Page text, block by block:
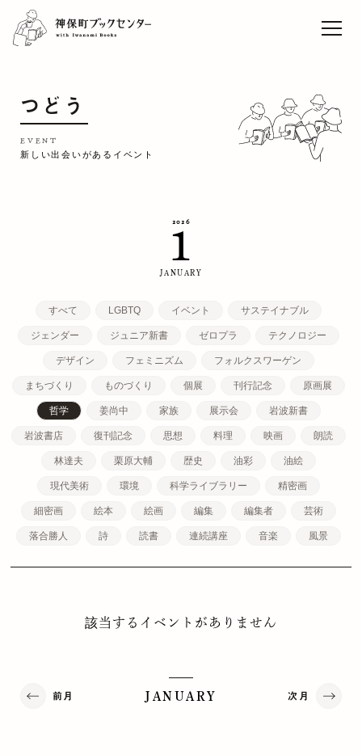
EVENT
CAFE
Sun
楽」vol.9 松藤量平
つどう
EVENT
新しい出会いがあるイベント
2026
1
JANUARY
すべて LGBTQ イベント サステイナブル
ジェンダー ジュニア新書 ゼロプラ テクノロジー
デザイン フェミニズム フォルクスワーゲン
まちづくり ものづくり 個展 刊行記念 原画展
哲学 姜尚中 家族 展示会 岩波新書
岩波書店 復刊記念 思想 料理 映画 朗読
林達夫 栗原大輔 歴史 油彩 油絵
現代美術 環境 科学ライブラリー 精密画
細密画 絵本 絵画 編集 編集者 芸術
落合勝人 詩 読書 連続講座 音楽 風景
該当するイベントがありません
前月 JANUARY 次月